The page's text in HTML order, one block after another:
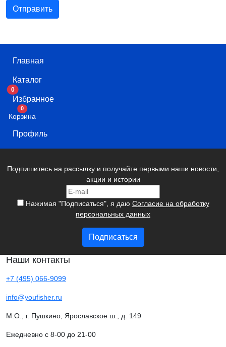
Главная
Каталог
0
Избранное
Корзина
0В корзину
Профиль
Подпишитесь на рассылку и получайте первыми наши новости,
акции и истории
Нажимая "Подписаться", я даю Согласие на обработку
персональных данных
Подписаться
Наши контакты
+7 (495) 066-9099
info@youfisher.ru
М.О., г. Пушкино, Ярославское ш., д. 149
Ежедневно с 8-00 до 21-00